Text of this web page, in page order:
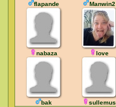
flapande Manwin2
nabaza love
bak sullemus